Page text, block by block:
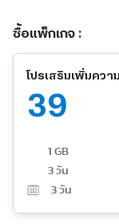
ซื้อแพ็กเกจ :
โปรเสริมเพิ่มควา
39
1 GB
3 วัน
3 วัน